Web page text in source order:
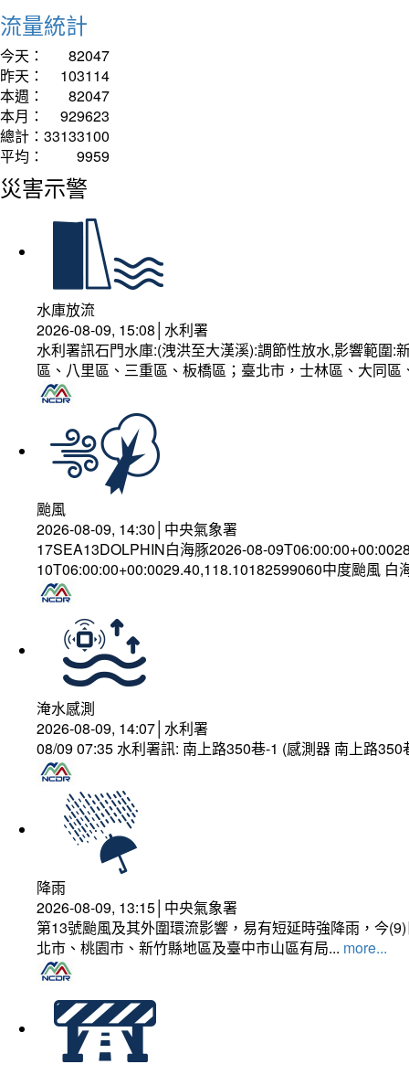
流量統計
今天：
82047
昨天：
103114
本週：
82047
本月：
929623
總計： 33133100
平均：
9959
災害示警
水庫放流
2026-08-09, 15:08│水利署
水利署訊石門水庫:(洩洪至大漢溪):調節性放水,影響範圍
區、八里區、三重區、板橋區；臺北市，士林區、大同
颱風
2026-08-09, 14:30│中央氣象署
17SEA13DOLPHIN白海豚2026-08-
10T06:00:00+00:0029.40,118.10182599060中度颱風 白
淹水感測
2026-08-09, 14:07│水利署
08/09 07:35 水利署訊: 南上路350巷-1 (感測器 南上路
降雨
2026-08-09, 13:15│中央氣象署
第13號颱風及其外圍環流影響，易有短延時強降雨，今
北市、桃園市、新竹縣地區及臺中市山區有局... more...